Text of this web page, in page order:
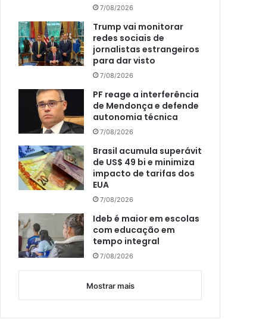
7/08/2026
Trump vai monitorar
redes sociais de
jornalistas estrangeiros
para dar visto
7/08/2026
PF reage a interferência
de Mendonça e defende
autonomia técnica
7/08/2026
Brasil acumula superávit
de US$ 49 bi e minimiza
impacto de tarifas dos
EUA
7/08/2026
Ideb é maior em escolas
com educação em
tempo integral
7/08/2026
Mostrar mais